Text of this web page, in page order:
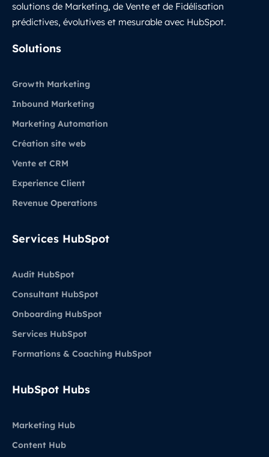
solutions de Marketing, de Vente et de Fidélisation
prédictives, évolutives et mesurable avec HubSpot.
Solutions
Growth Marketing
Inbound Marketing
Marketing Automation
Création site web
Vente et CRM
Experience Client
Revenue Operations
Services HubSpot
Audit HubSpot
Consultant HubSpot
Onboarding HubSpot
Services HubSpot
Formations & Coaching HubSpot
HubSpot Hubs
Marketing Hub
Content Hub